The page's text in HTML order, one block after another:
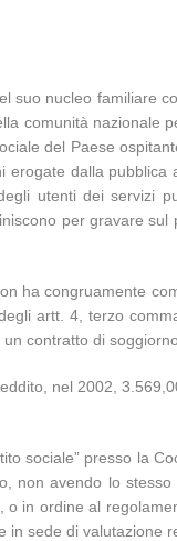
suo nucleo familiare
comunità nazionale
del Paese
dalla pubblica
utenti dei servizi
per gravare sul
ha congruamente
artt. 4, terzo
contratto di
nel 2002,
sociale” presso la
non avendo lo
in ordine al
sede di valutazione